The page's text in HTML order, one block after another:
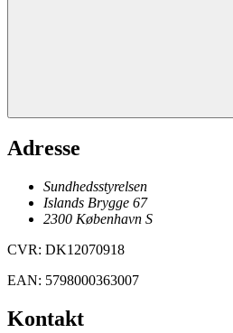
Adresse
Sundhedsstyrelsen
Islands Brygge 67
2300 København S
CVR: DK12070918
EAN: 5798000363007
Kontakt